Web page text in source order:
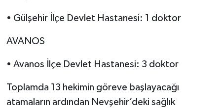
• Gülşehir İlçe Devlet Hastanesi: 1 doktor
AVANOS
• Avanos İlçe Devlet Hastanesi: 3 doktor
Toplamda 13 hekimin göreve başlayacağı
atamaların ardından Nevşehir’deki sağlık